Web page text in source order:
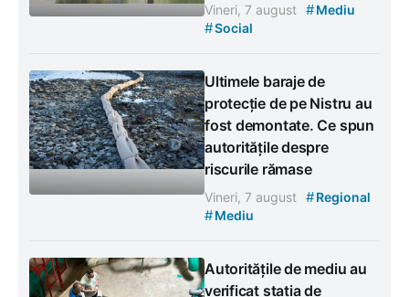
Vineri, 7 august #Mediu
#Social
Ultimele baraje de
protecție de pe Nistru au
fost demontate. Ce spun
autoritățile despre
riscurile rămase
Vineri, 7 august #Regional
#Mediu
Autoritățile de mediu au
verificat stația de